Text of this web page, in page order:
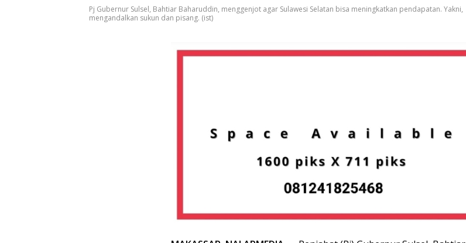
Pj Gubernur Sulsel, Bahtiar Baharuddin, menggenjot agar Sulawesi Selatan bisa meningkatkan pendapatan. Yakni,
mengandalkan sukun dan pisang. (ist)